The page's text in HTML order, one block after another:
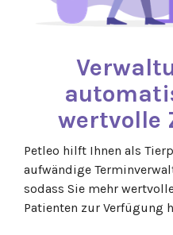
wertvolle
Petleo hilft Ihnen als
aufwändige
sodass Sie mehr
Patienten zur Verfügung